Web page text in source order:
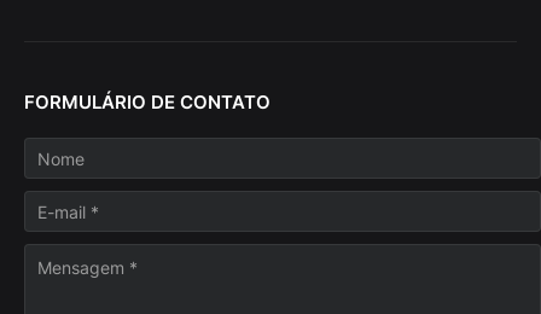
FORMULÁRIO DE CONTATO